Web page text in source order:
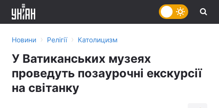
Новини › Релігії › Католицизм
У Ватиканських музеях
проведуть позаурочні екскурсії
на світанку